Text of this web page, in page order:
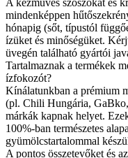
mindenképpen
hónapig (sőt, típustól
ízüket és minőségüket.
üvegén található gyártói
Tartalmaznak a termékek
ízfokozót?
Kínálatunkban a prémium
(pl. Chili Hungária,
márkák kapnak helyet.
100%-ban természetes
gyümölcstartalommal
A pontos összetevőket és